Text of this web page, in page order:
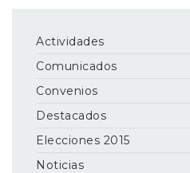
Actividades
Comunicados
Convenios
Destacados
Elecciones 2015
Noticias